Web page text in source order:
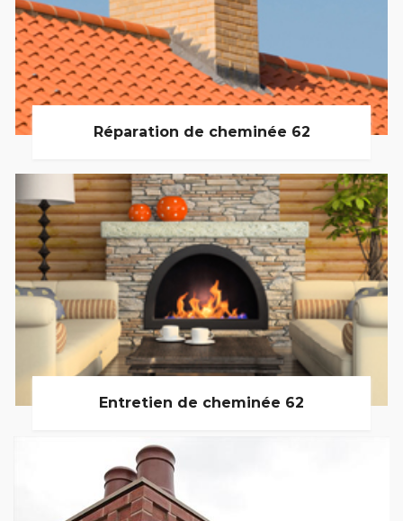
Réparation de cheminée 62
Entretien de cheminée 62